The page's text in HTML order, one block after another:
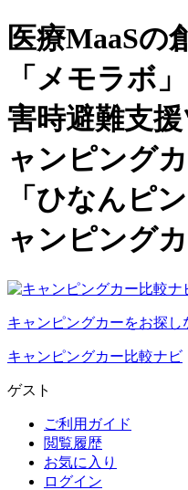
医療MaaSの
「メモラボ
害時避難支
ャンピング
「ひなんピ
ャンピング
キャンピングカーをお探し
キャンピングカー比較ナビ
ゲスト
ご利用ガイド
閲覧履歴
お気に入り
ログイン